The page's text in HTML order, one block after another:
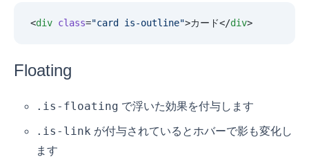
<div class="card is-outline">カード</div>
Floating
.is-floating で浮いた効果を付与します
.is-link が付与されているとホバーで影も変化し
ます